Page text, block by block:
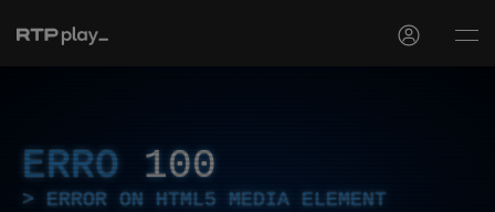
ERRO 100
ERROR ON HTML5 MEDIA ELEMENT